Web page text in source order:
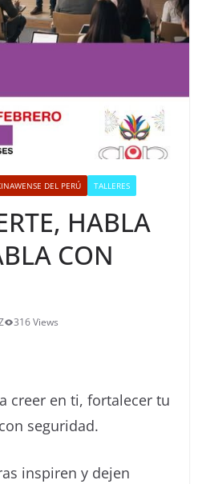
DEL PERÚ TALLERES
HABLA
CON
316 Views
creer en ti, fortalecer tu
seguridad.
inspiren y dejen